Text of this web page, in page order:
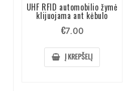
UHF RFID automobilio žymė
klijuojama ant kėbulo
€7.00
Į KREPŠELĮ